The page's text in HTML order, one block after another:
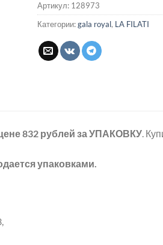
Артикул: 128973
Категории:gala royal, LA FILATI
832 рублей за УПАКОВКУ.
упаковками.